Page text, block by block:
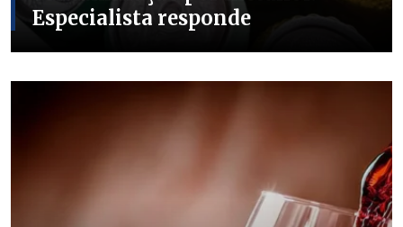
Especialista responde